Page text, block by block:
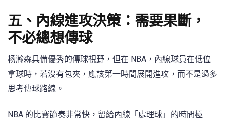
五、內線進攻決策：需要果斷，
不必總想傳球
杨瀚森具備優秀的傳球視野，但在 NBA，內線球員在低位
拿球時，若沒有包夾，應該第一時間展開進攻，而不是過多
思考傳球路線。
NBA 的比賽節奏非常快，留給內線「處理球」的時間極